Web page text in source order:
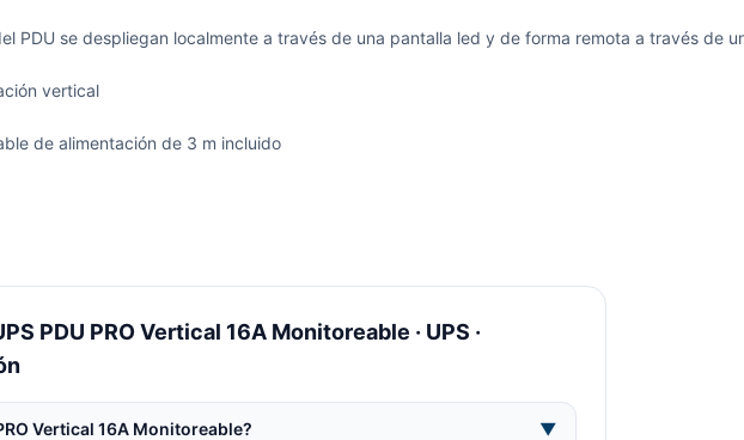
PDU se despliegan localmente a través de una pantalla led y de forma remota a través de
vertical
de alimentación de 3 m incluido
PDU PRO Vertical 16A Monitoreable · UPS ·
Vertical 16A Monitoreable? ▼